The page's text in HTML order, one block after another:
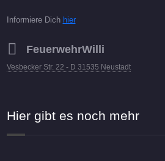
Informiere Dich hier
FeuerwehrWilli
Vesbecker Str. 22 - D 31535 Neustadt
Hier gibt es noch mehr